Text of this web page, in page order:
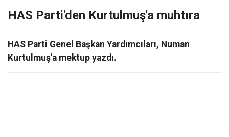
HAS Parti'den Kurtulmuş'a muhtıra
HAS Parti Genel Başkan Yardımcıları, Numan
Kurtulmuş'a mektup yazdı.